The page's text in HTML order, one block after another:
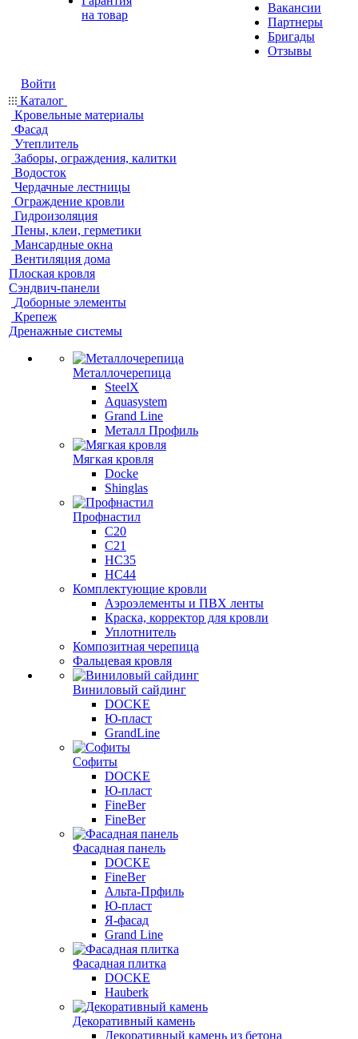
на товар
Вакансии
Партнеры
Бригады
Отзывы
Войти
Каталог
Кровельные материалы
Фасад
Утеплитель
Заборы, ограждения, калитки
Водосток
Чердачные лестницы
Ограждение кровли
Гидроизоляция
Пены, клеи, герметики
Мансардные окна
Вентиляция дома
Плоская кровля
Сэндвич-панели
Доборные элементы
Крепеж
Дренажные системы
Металлочерепица
SteelX
Aquasystem
Grand Line
Металл Профиль
Мягкая кровля
Docke
Shinglas
Профнастил
C20
C21
НС35
НС44
Комплектующие кровли
Аэроэлементы и ПВХ ленты
Краска, корректор для кровли
Уплотнитель
Композитная черепица
Фальцевая кровля
Виниловый сайдинг
DOCKE
Ю-пласт
GrandLine
Софиты
DOCKE
Ю-пласт
FineBer
FineBer
Фасадная панель
DOCKE
FineBer
Альта-Прфиль
Ю-пласт
Я-фасад
Grand Line
Фасадная плитка
DOCKE
Hauberk
Декоративный камень
Декоративный камень из бетона